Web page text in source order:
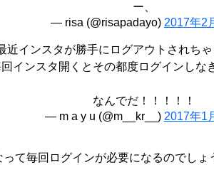
ー、
— risa (@risapadayo) 2017年2
近インスタが勝手にログアウトされちゃ
インスタ開くとその都度ログインしな
なんでだ！！！！！
— m a y u (@m__kr__) 2017年1
て毎回ログインが必要になるのでしょ